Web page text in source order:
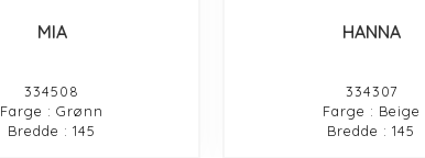
MIA
334508
Farge : Grønn
Bredde : 145
HANNA
334307
Farge : Beige
Bredde : 145